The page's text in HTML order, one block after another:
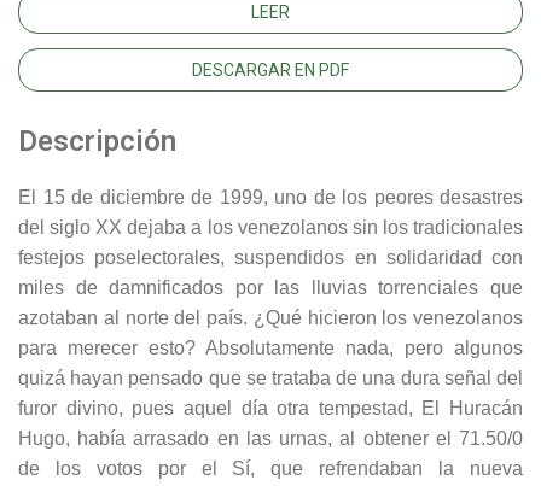
LEER
DESCARGAR EN PDF
Descripción
El 15 de diciembre de 1999, uno de los peores desastres
del siglo XX dejaba a los venezolanos sin los tradicionales
festejos poselectorales, suspendidos en solidaridad con
miles de damnificados por las lluvias torrenciales que
azotaban al norte del país. ¿Qué hicieron los venezolanos
para merecer esto? Absolutamente nada, pero algunos
quizá hayan pensado que se trataba de una dura señal del
furor divino, pues aquel día otra tempestad, El Huracán
Hugo, había arrasado en las urnas, al obtener el 71.50/0
de los votos por el Sí, que refrendaban la nueva